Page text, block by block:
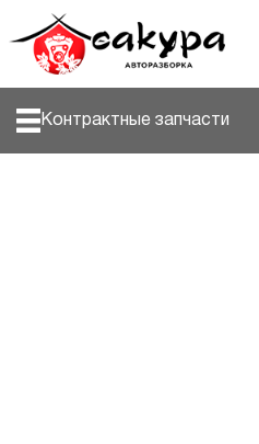
Контрактные запчасти